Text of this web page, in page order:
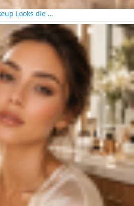
Looks die …